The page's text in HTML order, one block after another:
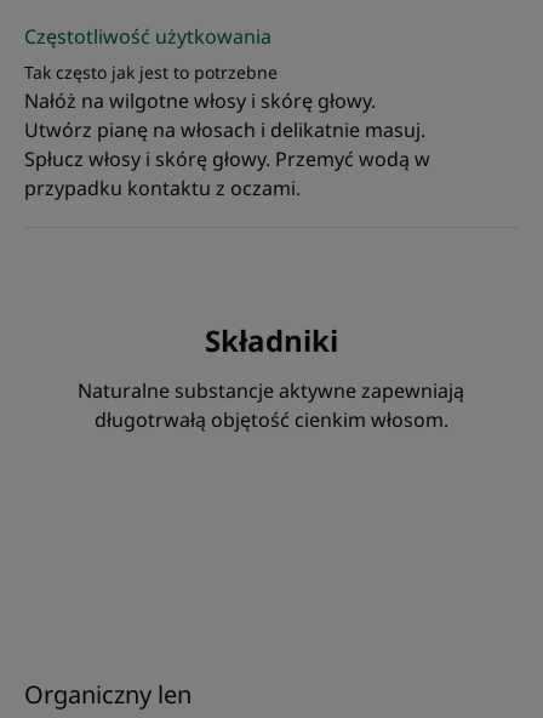
Częstotliwość użytkowania
Tak często jak jest to potrzebne
Nałóż na wilgotne włosy i skórę głowy.
Utwórz pianę na włosach i delikatnie masuj.
Spłucz włosy i skórę głowy. Przemyć wodą w
przypadku kontaktu z oczami.
Składniki
Naturalne substancje aktywne zapewniają
długotrwałą objętość cienkim włosom.
Organiczny len